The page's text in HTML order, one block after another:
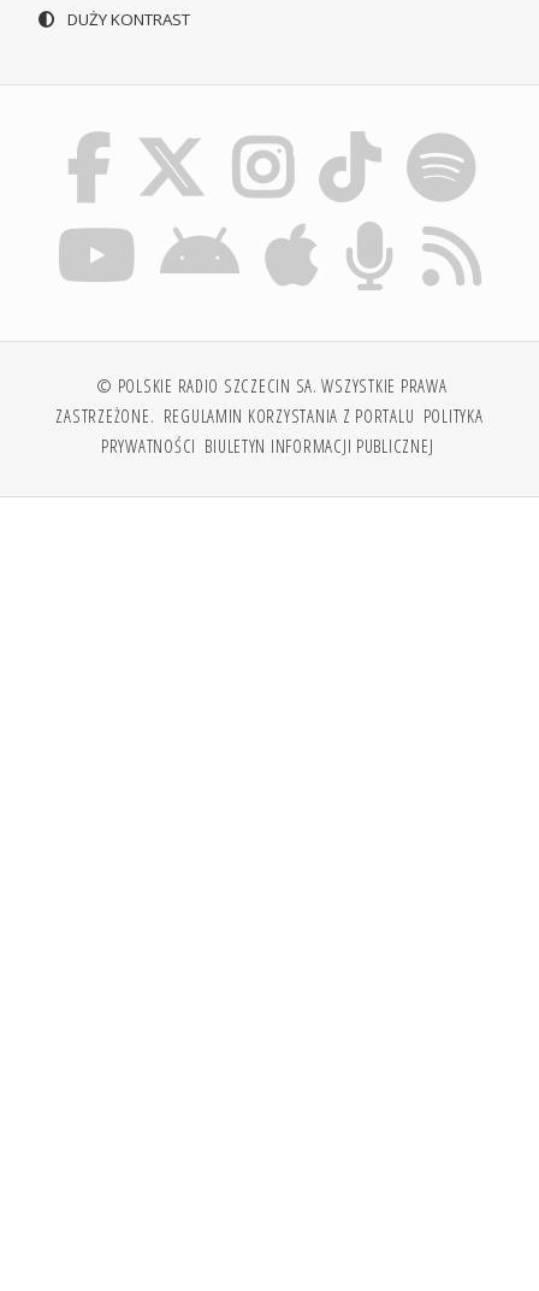
DUŻY KONTRAST
© POLSKIE RADIO SZCZECIN SA. WSZYSTKIE PRAWA
ZASTRZEŻONE. REGULAMIN KORZYSTANIA Z PORTALU POLITYKA
PRYWATNOŚCI BIULETYN INFORMACJI PUBLICZNEJ